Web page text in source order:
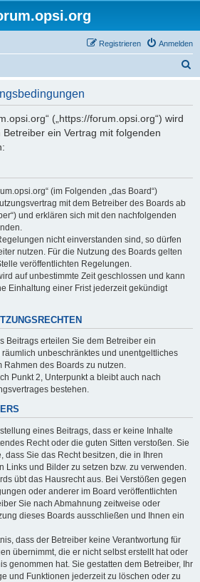
Anmelden
Registrieren
(„https://forum.opsi.org“) wird
ein Vertrag mit folgenden
(im Folgenden „das Board“)
mit dem Betreiber des Boards ab
und erklären sich mit den nachfolgenden
nicht einverstanden sind, so dürfen
nutzen. Für die Nutzung des Boards gelten
veröffentlichten Regelungen.
auf unbestimmte Zeit geschlossen und kann
Einhaltung einer Frist jederzeit gekündigt
Beitrags erteilen Sie dem Betreiber ein
unbeschränktes und unentgeltliches
Rahmen des Boards zu nutzen.
Punkt 2, Unterpunkt a bleibt auch nach
bestehen.
eines Beitrags, dass er keine Inhalte
Recht oder die guten Sitten verstoßen. Sie
dass Sie das Recht besitzen, die in Ihren
Links und Bilder zu setzen bzw. zu verwenden.
übt das Hausrecht aus. Bei Verstößen gegen
oder anderer im Board veröffentlichten
Sie nach Abmahnung zeitweise oder
dieses Boards ausschließen und Ihnen ein
dass der Betreiber keine Verantwortung für
übernimmt, die er nicht selbst erstellt hat oder
genommen hat. Sie gestatten dem Betreiber, Ihr
und Funktionen jederzeit zu löschen oder zu